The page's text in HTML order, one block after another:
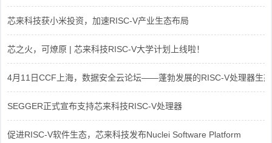
芯来科技获小米投资，加速RISC-V产业生态布局
芯之火，可燎原 | 芯来科技RISC-V大学计划上线啦！
4月11日CCF上海，数据安全云论坛——蓬勃发展的RISC-V处理器生态
SEGGER正式宣布支持芯来科技RISC-V处理器
促进RISC-V软件生态，芯来科技发布Nuclei Software Platform